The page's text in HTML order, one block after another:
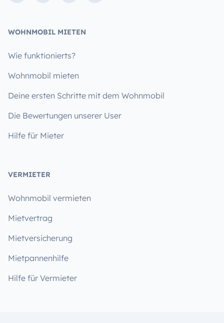
WOHNMOBIL MIETEN
Wie funktionierts?
Wohnmobil mieten
Deine ersten Schritte mit dem Wohnmobil
Die Bewertungen unserer User
Hilfe für Mieter
VERMIETER
Wohnmobil vermieten
Mietvertrag
Mietversicherung
Mietpannenhilfe
Hilfe für Vermieter